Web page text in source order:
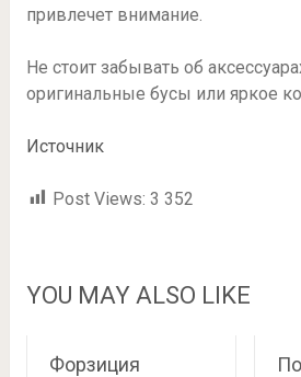
привлечет внимание.
Не стоит забывать об
оригинальные бусы или яркое
Источник
Post Views: 3 352
YOU MAY ALSO LIKE
Форзиция